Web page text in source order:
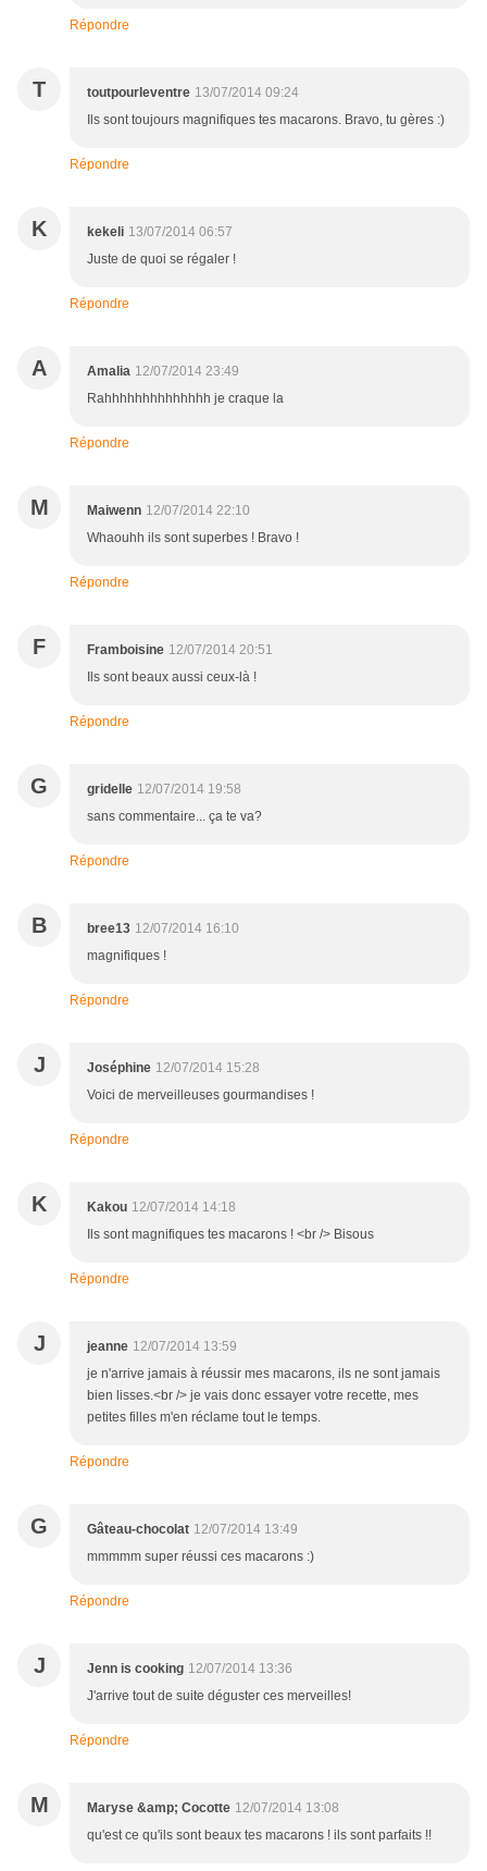
Répondre
T toutpourleventre 13/07/2014 09:24
Ils sont toujours magnifiques tes macarons. Bravo, tu gères :)
Répondre
K kekeli 13/07/2014 06:57
Juste de quoi se régaler !
Répondre
A Amalia 12/07/2014 23:49
Rahhhhhhhhhhhhhh je craque la
Répondre
M Maiwenn 12/07/2014 22:10
Whaouhh ils sont superbes ! Bravo !
Répondre
F Framboisine 12/07/2014 20:51
Ils sont beaux aussi ceux-là !
Répondre
G gridelle 12/07/2014 19:58
sans commentaire... ça te va?
Répondre
B bree13 12/07/2014 16:10
magnifiques !
Répondre
J Joséphine 12/07/2014 15:28
Voici de merveilleuses gourmandises !
Répondre
K Kakou 12/07/2014 14:18
Ils sont magnifiques tes macarons ! <br /> Bisous
Répondre
J jeanne 12/07/2014 13:59
je n'arrive jamais à réussir mes macarons, ils ne sont jamais
bien lisses.<br /> je vais donc essayer votre recette, mes
petites filles m'en réclame tout le temps.
Répondre
G Gâteau-chocolat 12/07/2014 13:49
mmmmm super réussi ces macarons :)
Répondre
J Jenn is cooking 12/07/2014 13:36
J'arrive tout de suite déguster ces merveilles!
Répondre
M Maryse &amp; Cocotte 12/07/2014 13:08
qu'est ce qu'ils sont beaux tes macarons ! ils sont parfaits !!